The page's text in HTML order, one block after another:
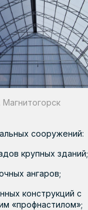
Магнитогорск
сооружений:
крупных зданий;
ангаров;
конструкций с
«профнастилом»;